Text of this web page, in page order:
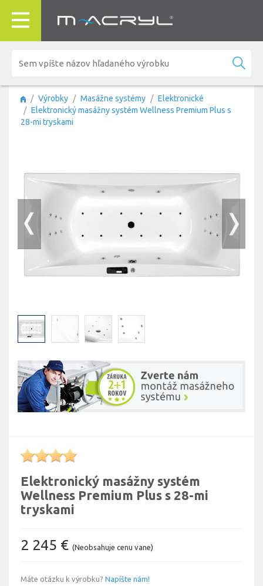
Výrobky Masážne systémy
Elektronické
Elektronický masážny systém Wellness Premium Plus s
28-mi tryskami
Elektronický masážny systém
Wellness Premium Plus s 28-mi
tryskami
2 245 € (Neobsahuje cenu vane)
Máte otázku k výrobku? Napíšte nám!